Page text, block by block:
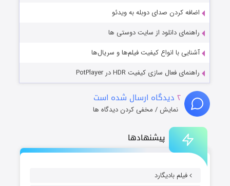
پیشنهادها
فیلم بادیگارد
اضافه کردن صدای دوبله به ویدئو
راهنمای دانلود از سایت دوستی ها
آشنایی با انواع کیفیت فیلم‌ها و سریال‌ها
راهنمای فعال سازی کیفیت HDR در PotPlayer
۲ دیدگاه ارسال شده است
نمایش / مخفی کردن دیدگاه ها